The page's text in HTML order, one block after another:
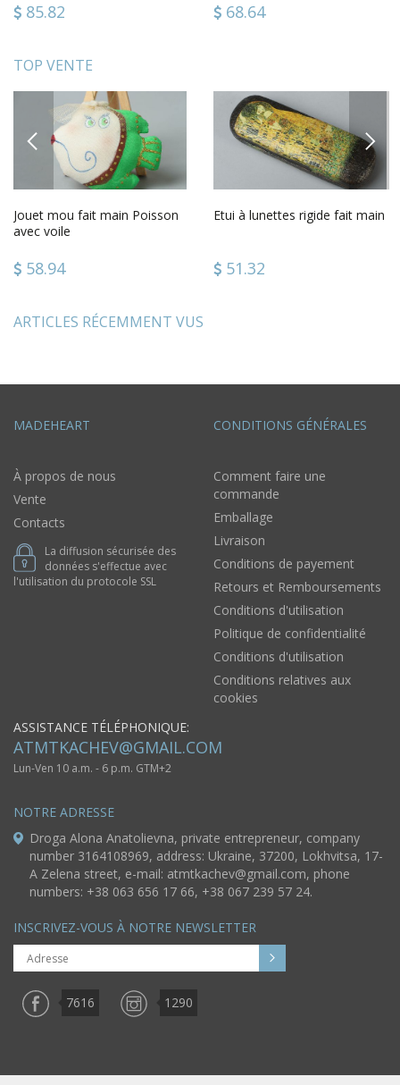
85.82 68.64
TOP VENTE
PREVIOUS
Jouet mou fait main Poisson
avec voile
58.94
Etui à lunettes rigide fait main
51.32
NEXT
ARTICLES RÉCEMMENT VUS
MADEHEART
À propos de nous
Vente
Contacts
La diffusion sécurisée des
données s'effectue avec
l'utilisation du protocole SSL
CONDITIONS GÉNÉRALES
Comment faire une
commande
Emballage
Livraison
Conditions de payement
Retours et Remboursements
Conditions d'utilisation
Politique de confidentialité
Conditions d'utilisation
Conditions relatives aux
cookies
ASSISTANCE TÉLÉPHONIQUE:
ATMTKACHEV@GMAIL.COM
Lun-Ven 10 a.m. - 6 p.m. GTM+2
NOTRE ADRESSE
Droga Alona Anatolievna, private entrepreneur, company
number 3164108969, address: Ukraine, 37200, Lokhvitsa, 17-
A Zelena street, e-mail: atmtkachev@gmail.com, phone
numbers: +38 063 656 17 66, +38 067 239 57 24.
INSCRIVEZ-VOUS À NOTRE NEWSLETTER
7616 1290